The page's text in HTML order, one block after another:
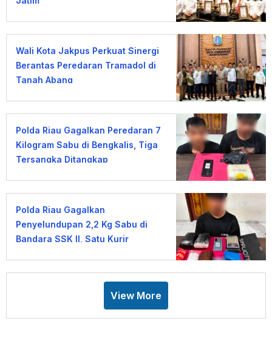
Wali Kota Jakpus Perkuat Sinergi
Berantas Peredaran Tramadol di
Tanah Abang
Polda Riau Gagalkan Peredaran 7
Kilogram Sabu di Bengkalis, Tiga
Tersangka Ditangkap
Polda Riau Gagalkan
Penyelundupan 2,2 Kg Sabu di
Bandara SSK II, Satu Kurir
View More